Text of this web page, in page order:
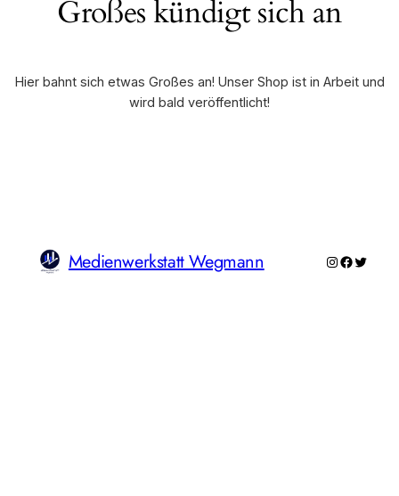
Großes kündigt sich an
Hier bahnt sich etwas Großes an! Unser Shop ist in Arbeit und
wird bald veröffentlicht!
Medienwerkstatt Wegmann Instagram